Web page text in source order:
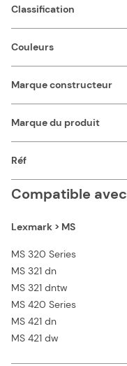
Classification
Couleurs
Marque constructeur
Marque du produit
Réf
Compatible avec
Lexmark > MS
MS 320 Series
MS 321 dn
MS 321 dntw
MS 420 Series
MS 421 dn
MS 421 dw